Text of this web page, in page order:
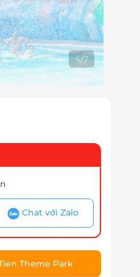
5/7
Chat với Zalo
Theme Park